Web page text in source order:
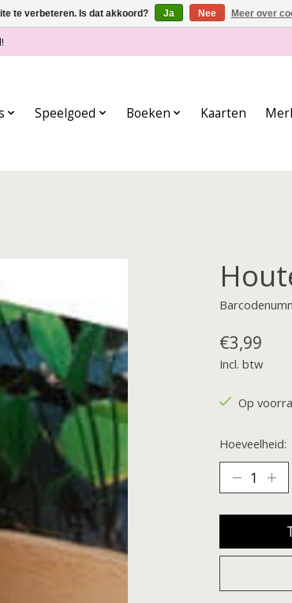
Speelgoed Boeken Kaarten
€3,99
Incl. btw
Op
Hoeveelheid:
te verbeteren. Is dat akkoord? Ja Nee Meer over